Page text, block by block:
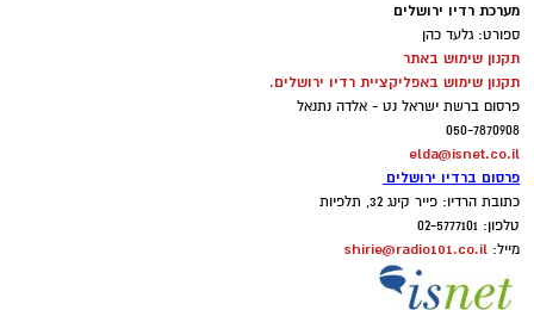
מערכת רדיו ירושלים
ספורט: גלעד כהן
תקנון שימוש באתר
תקנון שימוש באפליקציית רדיו ירושלים.
פרסום ברשת ישראל נט - אלדה נתנאל
050-7870908
elda@isnet.co.il
פרסום ברדיו ירושלים
כתובת הרדיו: פייר קינג 32, תלפיות
טלפון: 02-5777101
מייל: shirie@radio101.co.il